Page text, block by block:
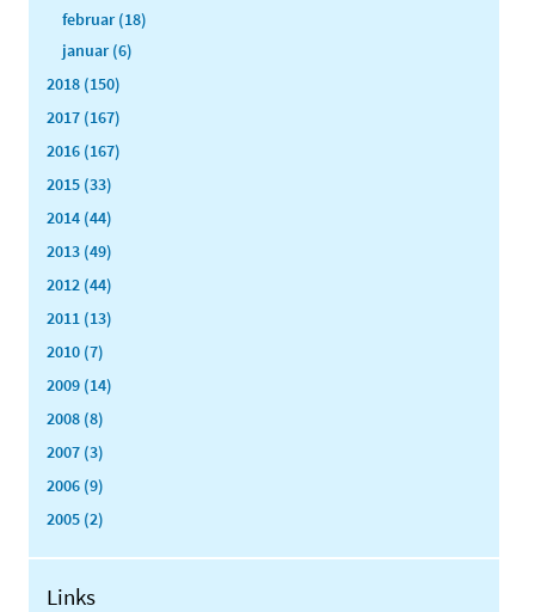
februar (18)
januar (6)
2018 (150)
2017 (167)
2016 (167)
2015 (33)
2014 (44)
2013 (49)
2012 (44)
2011 (13)
2010 (7)
2009 (14)
2008 (8)
2007 (3)
2006 (9)
2005 (2)
Links